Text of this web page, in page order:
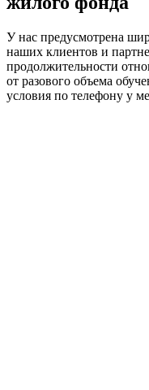
У нас предусмотрена
наших клиентов и
продолжительности
от разового объема
условия по телефону у